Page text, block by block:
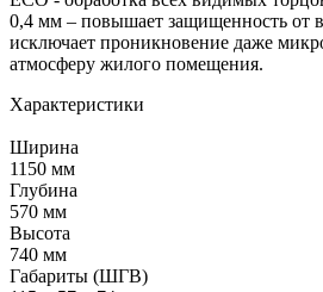
0,4 мм – повышает защищенность от
исключает проникновение даже
атмосферу жилого помещения.
Характеристики
Ширина
1150 мм
Глубина
570 мм
Высота
740 мм
Габариты (ШГВ)